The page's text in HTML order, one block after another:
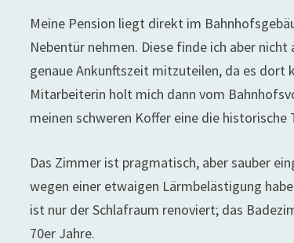
Meine Pension liegt direkt im
Nebentür nehmen. Diese finde ich aber
genaue Ankunftszeit mitzuteilen, da es dort
Mitarbeiterin holt mich dann vom
meinen schweren Koffer eine die historische
Das Zimmer ist pragmatisch, aber sauber
wegen einer etwaigen Lärmbelästigung
ist nur der Schlafraum renoviert; das
70er Jahre.